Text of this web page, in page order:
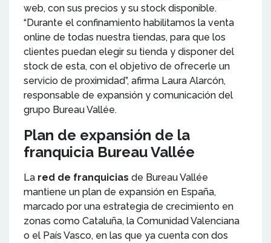
web, con sus precios y su stock disponible.
“Durante el confinamiento habilitamos la venta
online de todas nuestra tiendas, para que los
clientes puedan elegir su tienda y disponer del
stock de esta, con el objetivo de ofrecerle un
servicio de proximidad”, afirma Laura Alarcón,
responsable de expansión y comunicación del
grupo Bureau Vallée.
Plan de expansión de la
franquicia Bureau Vallée
La red de franquicias de Bureau Vallée
mantiene un plan de expansión en España,
marcado por una estrategia de crecimiento en
zonas como Cataluña, la Comunidad Valenciana
o el País Vasco, en las que ya cuenta con dos